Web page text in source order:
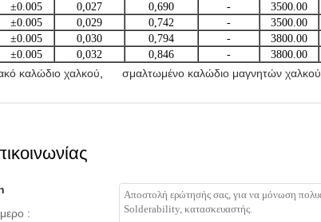
±0.005 0,027 0,690 - 3500.00
±0.005 0,029 0,742 - 3500.00
±0.005 0,030 0,794 - 3800.00
±0.005 0,032 0,846 - 3800.00
καλώδιο χαλκού σμαλτωμένο καλώδιο μαγνητών χαλκού
: